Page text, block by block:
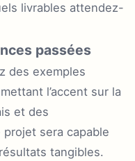
livrables attendez-
passées
des exemples
l’accent sur la
et des
sera capable
tangibles.